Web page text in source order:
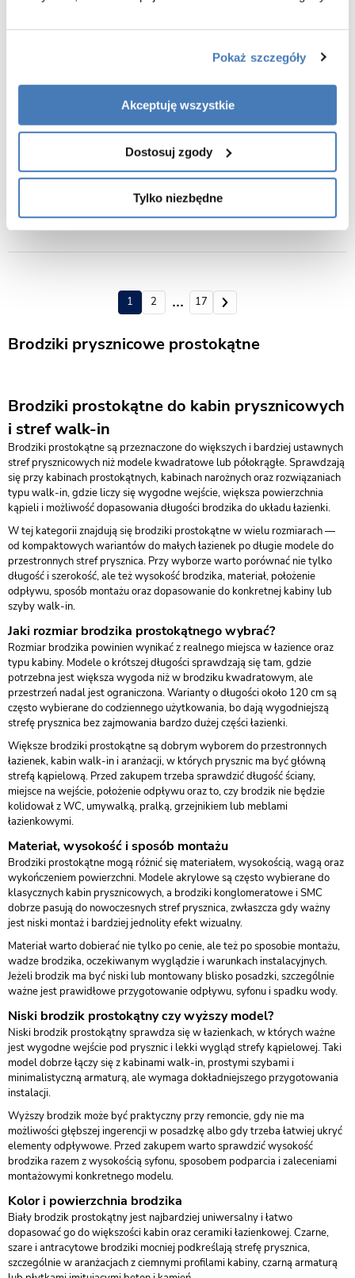
Pokaż szczegóły
Akceptuję wszystkie
Dostosuj zgody
Tylko niezbędne
Brodziki prysznicowe prostokątne
Brodziki prostokątne do kabin prysznicowych
i stref walk-in
Brodziki prostokątne są przeznaczone do większych i bardziej ustawnych
stref prysznicowych niż modele kwadratowe lub półokrągłe. Sprawdzają
się przy kabinach prostokątnych, kabinach narożnych oraz rozwiązaniach
typu walk-in, gdzie liczy się wygodne wejście, większa powierzchnia
kąpieli i możliwość dopasowania długości brodzika do układu łazienki.
W tej kategorii znajdują się brodziki prostokątne w wielu rozmiarach —
od kompaktowych wariantów do małych łazienek po długie modele do
przestronnych stref prysznica. Przy wyborze warto porównać nie tylko
długość i szerokość, ale też wysokość brodzika, materiał, położenie
odpływu, sposób montażu oraz dopasowanie do konkretnej kabiny lub
szyby walk-in.
Jaki rozmiar brodzika prostokątnego wybrać?
Rozmiar brodzika powinien wynikać z realnego miejsca w łazience oraz
typu kabiny. Modele o krótszej długości sprawdzają się tam, gdzie
potrzebna jest większa wygoda niż w brodziku kwadratowym, ale
przestrzeń nadal jest ograniczona. Warianty o długości około 120 cm są
często wybierane do codziennego użytkowania, bo dają wygodniejszą
strefę prysznica bez zajmowania bardzo dużej części łazienki.
Większe brodziki prostokątne są dobrym wyborem do przestronnych
łazienek, kabin walk-in i aranżacji, w których prysznic ma być główną
strefą kąpielową. Przed zakupem trzeba sprawdzić długość ściany,
miejsce na wejście, położenie odpływu oraz to, czy brodzik nie będzie
kolidował z WC, umywalką, pralką, grzejnikiem lub meblami
łazienkowymi.
Materiał, wysokość i sposób montażu
Brodziki prostokątne mogą różnić się materiałem, wysokością, wagą oraz
wykończeniem powierzchni. Modele akrylowe są często wybierane do
klasycznych kabin prysznicowych, a brodziki konglomeratowe i SMC
dobrze pasują do nowoczesnych stref prysznica, zwłaszcza gdy ważny
jest niski montaż i bardziej jednolity efekt wizualny.
Materiał warto dobierać nie tylko po cenie, ale też po sposobie montażu,
wadze brodzika, oczekiwanym wyglądzie i warunkach instalacyjnych.
Jeżeli brodzik ma być niski lub montowany blisko posadzki, szczególnie
ważne jest prawidłowe przygotowanie odpływu, syfonu i spadku wody.
Niski brodzik prostokątny czy wyższy model?
Niski brodzik prostokątny sprawdza się w łazienkach, w których ważne
jest wygodne wejście pod prysznic i lekki wygląd strefy kąpielowej. Taki
model dobrze łączy się z kabinami walk-in, prostymi szybami i
minimalistyczną armaturą, ale wymaga dokładniejszego przygotowania
instalacji.
Wyższy brodzik może być praktyczny przy remoncie, gdy nie ma
możliwości głębszej ingerencji w posadzkę albo gdy trzeba łatwiej ukryć
elementy odpływowe. Przed zakupem warto sprawdzić wysokość
brodzika razem z wysokością syfonu, sposobem podparcia i zaleceniami
montażowymi konkretnego modelu.
Kolor i powierzchnia brodzika
Biały brodzik prostokątny jest najbardziej uniwersalny i łatwo
dopasować go do większości kabin oraz ceramiki łazienkowej. Czarne,
szare i antracytowe brodziki mocniej podkreślają strefę prysznica,
szczególnie w aranżacjach z ciemnymi profilami kabiny, czarną armaturą
Dostępny kupon10 %
kamienia smc 100x80 Magnum
619,00
Dostępny kupon10 %
Brodzik prostokątny czarny
struktura kamienia smc 120x90
Magnum Black Rea
759,00
1 2 9 17